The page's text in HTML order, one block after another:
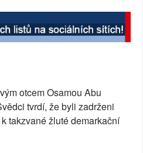
otcem Osamou Abu
tvrdí, že byli zadrženi
takzvané žluté demarkační